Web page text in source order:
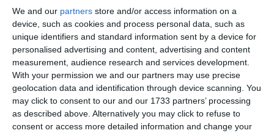
We and our partners store and/or access information on a
device, such as cookies and process personal data, such as
unique identifiers and standard information sent by a device for
personalised advertising and content, advertising and content
measurement, audience research and services development.
With your permission we and our partners may use precise
geolocation data and identification through device scanning. You
may click to consent to our and our 1733 partners’ processing
as described above. Alternatively you may click to refuse to
consent or access more detailed information and change your